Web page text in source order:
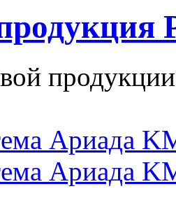
Ариада
Ариада